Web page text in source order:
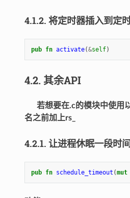
4.1.2. 将定时器插入到定
pub fn activate(&self)
4.2. 其余API
若想要在.c的模块中使用
名之前加上rs_
4.2.1. 让进程休眠一段时
pub fn schedule_timeout (mut